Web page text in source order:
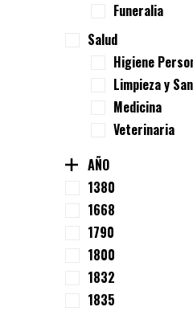
Funeralia
Salud
Higiene
Limpieza y
Medicina
Veterinaria
AÑO
1380
1668
1790
1800
1832
1835